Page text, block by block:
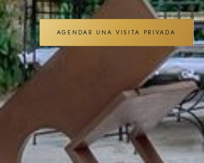
AGENDAR UNA VISITA PRIVADA